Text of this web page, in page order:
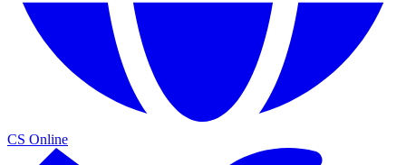
CS Online